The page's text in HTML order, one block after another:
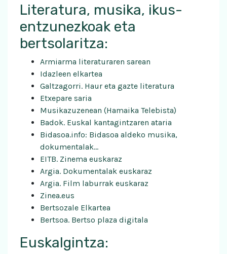
Literatura, musika, ikus-
entzunezkoak eta
bertsolaritza:
Armiarma literaturaren sarean
Idazleen elkartea
Galtzagorri. Haur eta gazte literatura
Etxepare saria
Musikazuzenean (Hamaika Telebista)
Badok. Euskal kantagintzaren ataria
Bidasoa.info: Bidasoa aldeko musika,
dokumentalak…
EITB. Zinema euskaraz
Argia. Dokumentalak euskaraz
Argia. Film laburrak euskaraz
Zinea.eus
Bertsozale Elkartea
Bertsoa. Bertso plaza digitala
Euskalgintza: